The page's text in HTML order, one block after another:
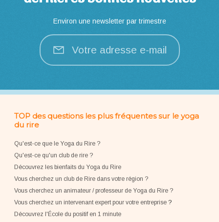
Environ une newsletter par trimestre
Votre adresse e-mail
TOP des questions les plus fréquentes sur le yoga
du rire
Qu'est-ce que le Yoga du Rire ?
Qu'est-ce qu'un club de rire ?
Découvrez les bienfaits du Yoga du Rire
Vous cherchez un club de Rire dans votre région ?
Vous cherchez un animateur / professeur de Yoga du Rire ?
Vous cherchez un intervenant expert pour votre entreprise?
Découvrez l'École du positif en 1 minute